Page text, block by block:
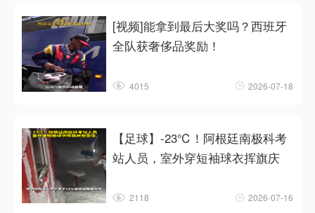
[视频]能拿到最后大奖吗？西班牙
全队获奢侈品奖励！
4015 2026-07-18
【足球】-23℃！阿根廷南极科考
站人员，室外穿短袖球衣挥旗庆
2118 2026-07-16